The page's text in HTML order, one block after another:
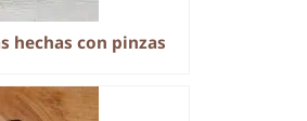
hechas con pinzas